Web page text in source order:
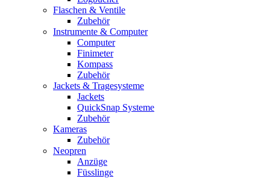
Flaschen & Ventile
Zubehör
Instrumente & Computer
Computer
Finimeter
Kompass
Zubehör
Jackets & Tragesysteme
Jackets
QuickSnap Systeme
Zubehör
Kameras
Zubehör
Neopren
Anzüge
Füsslinge